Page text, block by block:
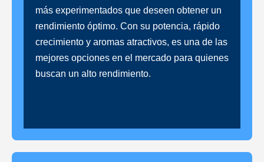
más experimentados que deseen obtener un
rendimiento óptimo. Con su potencia, rápido
crecimiento y aromas atractivos, es una de las
mejores opciones en el mercado para quienes
buscan un alto rendimiento.